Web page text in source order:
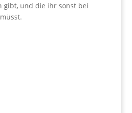
gibt, und die ihr sonst bei